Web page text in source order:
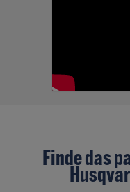
Finde das